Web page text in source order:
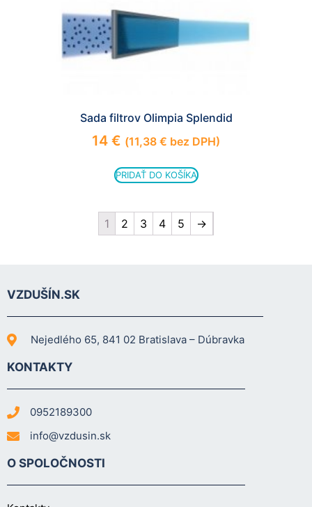
Sada filtrov Olimpia Splendid
14 € (11,38 € bez DPH)
PRIDAŤ DO KOŠÍKA
1 2 3 4 5 →
VZDUŠÍN.SK
Nejedlého 65, 841 02 Bratislava – Dúbravka
KONTAKTY
0952189300
info@vzdusin.sk
O SPOLOČNOSTI